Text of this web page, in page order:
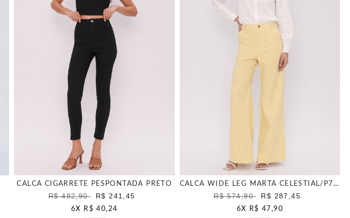
CALCA CIGARRETE PESPONTADA PRETO
R$ 482,90 R$ 241,45
6X R$ 40,24
CALCA WIDE LEG MARTA CELESTIAL/P7258/01
R$ 574,90 R$ 287,45
6X R$ 47,90